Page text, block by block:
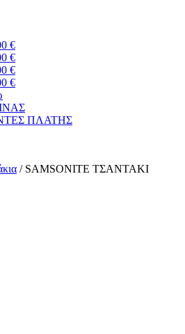
€
€
€
€
ΠΛΑΤΗΣ
/ SAMSONITE ΤΣΑΝΤΑΚΙ